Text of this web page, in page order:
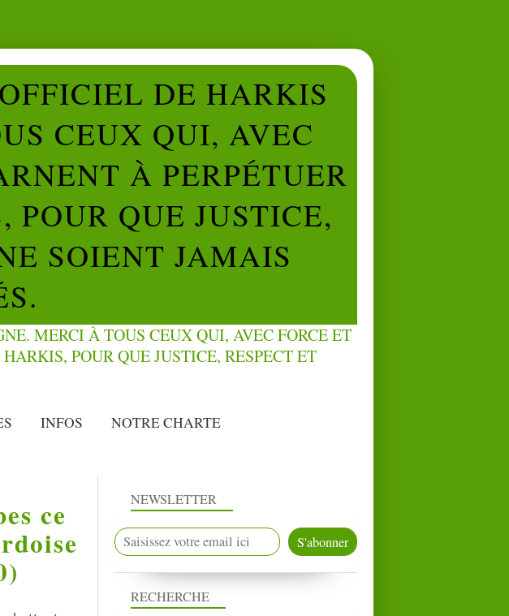
DE HARKIS
CEUX QUI, AVEC
À PERPÉTUER
QUE JUSTICE,
SOIENT JAMAIS
INFOS NOTRE CHARTE
ce NEWSLETTER
RECHERCHE